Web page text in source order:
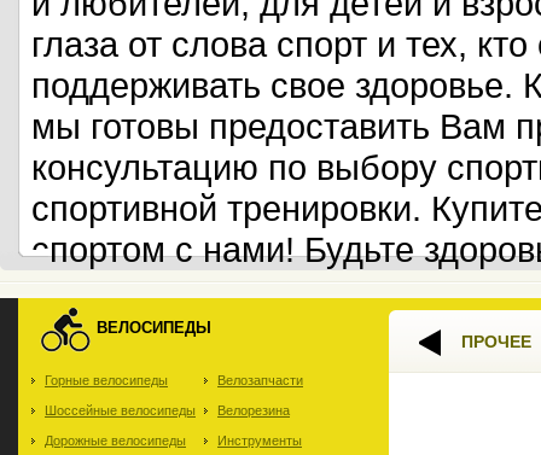
глаза от слова спорт и тех,
поддерживать свое
мы готовы предоставить Вам
консультацию по выбору
спортивной тренировки.
спортом с нами! Будьте
ВЕЛОСИПЕДЫ
Горные велосипеды
Шоссейные велосипеды
Дорожные велосипеды
Велозапчасти
Велорезина
Инструменты
ПРОЧЕЕ